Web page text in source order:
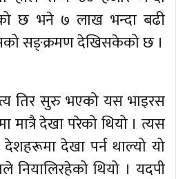
छ भने ७ लाख भन्दा बढी
सङ्क्रमण देखिसकेको छ ।
तिर सुरु भएको यस भाइरस
मात्रै देखा परेको थियो । त्यस
देशहरूमा देखा पर्न थाल्यो यो
नियालिरहेको थियो । यदपी